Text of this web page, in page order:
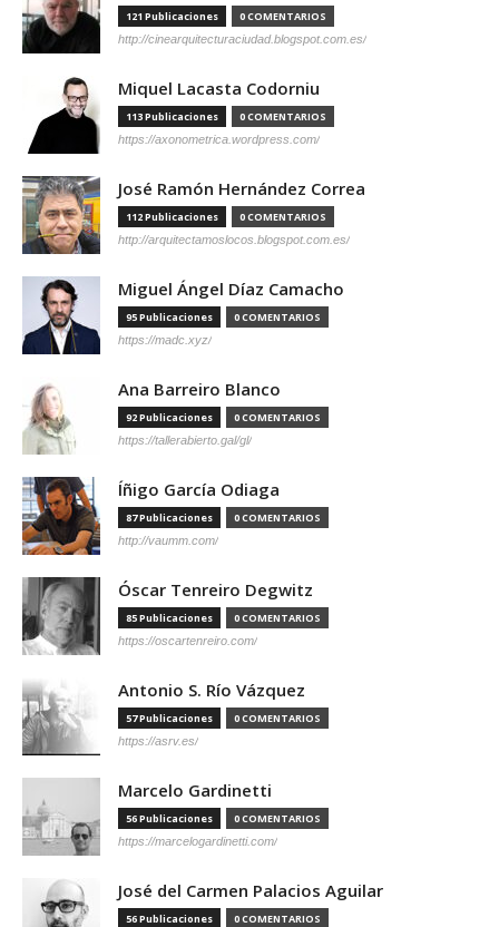
121 Publicaciones 0 COMENTARIOS
http://cinearquitecturaciudad.blogspot.com.es/
Miquel Lacasta Codorniu
113 Publicaciones 0 COMENTARIOS
https://axonometrica.wordpress.com/
José Ramón Hernández Correa
112 Publicaciones 0 COMENTARIOS
http://arquitectamoslocos.blogspot.com.es/
Miguel Ángel Díaz Camacho
95 Publicaciones 0 COMENTARIOS
https://madc.xyz/
Ana Barreiro Blanco
92 Publicaciones 0 COMENTARIOS
https://tallerabierto.gal/gl/
Íñigo García Odiaga
87 Publicaciones 0 COMENTARIOS
http://vaumm.com/
Óscar Tenreiro Degwitz
85 Publicaciones 0 COMENTARIOS
https://oscartenreiro.com/
Antonio S. Río Vázquez
57 Publicaciones 0 COMENTARIOS
https://asrv.es/
Marcelo Gardinetti
56 Publicaciones 0 COMENTARIOS
https://marcelogardinetti.com/
José del Carmen Palacios Aguilar
56 Publicaciones 0 COMENTARIOS